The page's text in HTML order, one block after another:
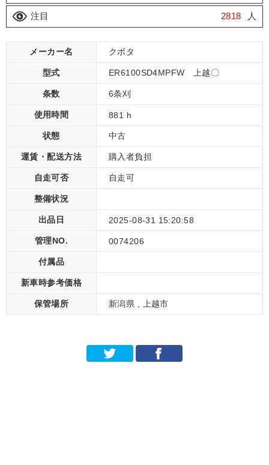
注目 2818 人
メーカー名 クボタ
型式 ER6100SD4MPFW 上越〇
条数 6条刈
使用時間 881 h
状態 中古
運賃・配送方法 購入者負担
自走可否 自走可
整備状況
出品日 2025-08-31 15:20:58
管理NO. 0074206
付属品
新車時参考価格
保管場所 新潟県 , 上越市